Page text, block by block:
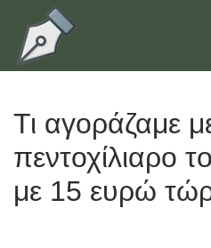
Skip to main content
Τι αγοράζαμε
πεντοχίλιαρο
με 15 ευρώ